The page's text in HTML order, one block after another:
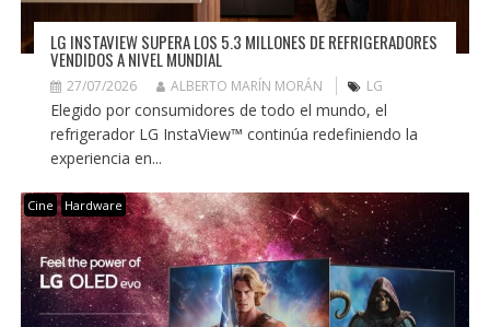
LG INSTAVIEW SUPERA LOS 5.3 MILLONES DE REFRIGERADORES
VENDIDOS A NIVEL MUNDIAL
27/07/2026 ALBERTO MARÍN MORÁN LG
Elegido por consumidores de todo el mundo, el
refrigerador LG InstaView™ continúa redefiniendo la
experiencia en...
Cine Hardware